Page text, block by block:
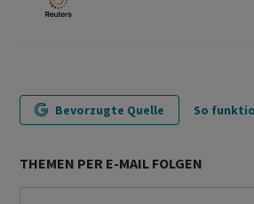
Bevorzugte Quelle So
THEMEN PER E-MAIL FOLGEN